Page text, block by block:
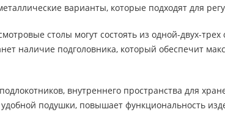
варианты, которые подходят для
столы могут состоять из одной-двух-
наличие подголовника, который обеспечит
внутреннего пространства для
подушки, повышает функциональность